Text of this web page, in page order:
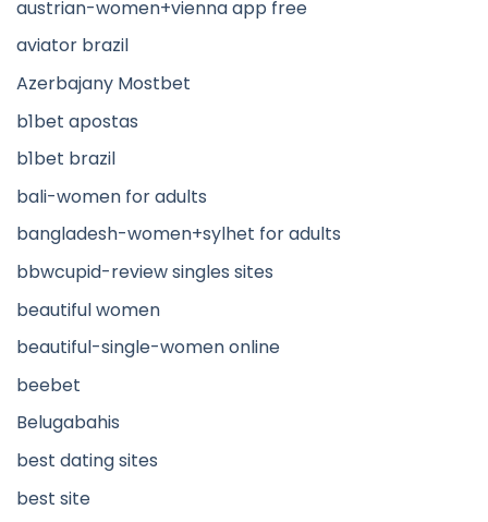
austrian-women+vienna app free
aviator brazil
Azerbajany Mostbet
b1bet apostas
b1bet brazil
bali-women for adults
bangladesh-women+sylhet for adults
bbwcupid-review singles sites
beautiful women
beautiful-single-women online
beebet
Belugabahis
best dating sites
best site